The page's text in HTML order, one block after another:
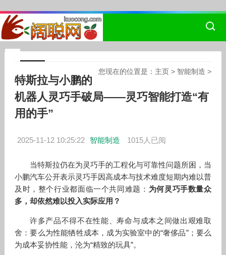
您现在的位置是： 主页 > 智能制造 >
特斯拉与小鹏的
机器人灵巧手破局——灵巧智能打造“有
用的手”
2025-11-12 10:25:22 智能制造 1015人已阅
当特斯拉仍在为灵巧手的工程化与可靠性问题所困，当
小鹏汽车公开表示灵巧手因高成本与技术难度短期内难以普
及时，整个行业都面临一个共同难题： 为何灵巧手数量众
多，却依然难以投入实际应用？
许多产品不得不在性能、寿命与成本之间做出艰难取
舍：要么为性能牺牲成本，成为实验室中的“奢侈品”；要么
为成本妥协性能，沦为“精致的玩具”。